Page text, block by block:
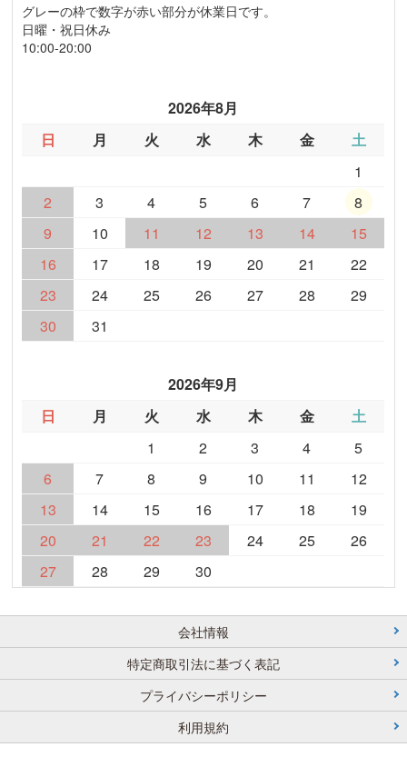
グレーの枠で数字が赤い部分が休業日です。
日曜・祝日休み
10:00-20:00
2026年8月
日
月 火 水 木 金
土
1
2
3 4 5 6 7
8
9
10 11 12 13 14
15
16
17 18 19 20 21
22
23
24 25 26 27 28
29
30
31
2026年9月
日
月 火 水 木 金
土
1
2 3 4
5
6
7 8 9 10 11
12
13
14 15 16 17 18
19
20
21 22 23 24 25
26
27
28 29 30
会社情報
特定商取引法に基づく表記
プライバシーポリシー
利用規約